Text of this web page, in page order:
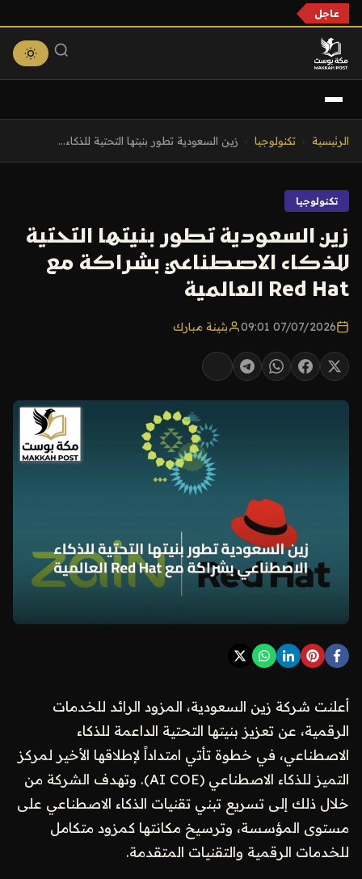
عاجل
الرئيسية تكنولوجيا زين السعودية تطور بنيتها التحتية للذكاء...
تكنولوجيا
زين السعودية تطور بنيتها التحتية
للذكاء الاصطناعي بشراكة مع
Red Hat العالمية
07/07/2026 09:01 بثينة مبارك
أعلنت شركة زين السعودية، المزود الرائد للخدمات
الرقمية، عن تعزيز بنيتها التحتية الداعمة للذكاء
الاصطناعي، في خطوة تأتي امتداداً لإطلاقها الأخير لمركز
التميز للذكاء الاصطناعي (AI COE). وتهدف الشركة من
خلال ذلك إلى تسريع تبني تقنيات الذكاء الاصطناعي على
مستوى المؤسسة، وترسيخ مكانتها كمزود متكامل
للخدمات الرقمية والتقنيات المتقدمة.